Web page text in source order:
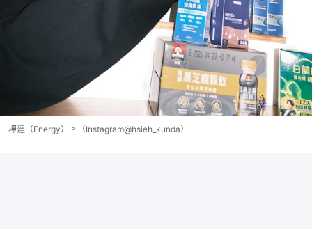
坤達（Energy）。（Instagram@hsieh_kunda）